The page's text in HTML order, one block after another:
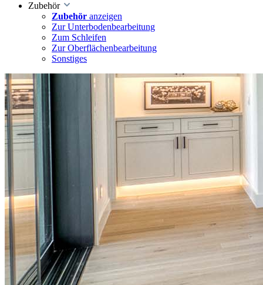
Zubehör
Zubehör anzeigen
Zur Unterbodenbearbeitung
Zum Schleifen
Zur Oberflächenbearbeitung
Sonstiges